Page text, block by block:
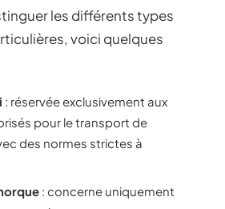
les différents types
voici quelques
: réservée exclusivement aux
pour le transport de
des normes strictes à
: concerne uniquement